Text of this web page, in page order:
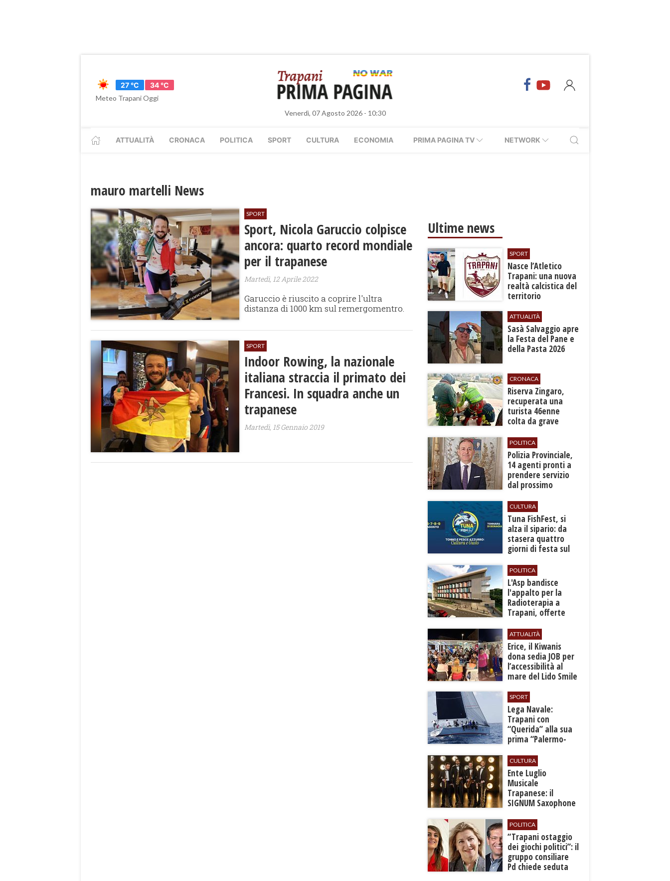
27 °C
34 °C
Meteo Trapani Oggi
Venerdì, 07 Agosto 2026 - 10:30
ATTUALITÀ CRONACA POLITICA SPORT CULTURA ECONOMIA PRIMA PAGINA TV NETWORK
mauro martelli News
SPORT
Sport, Nicola Garuccio colpisce
ancora: quarto record mondiale
per il trapanese
Martedì, 12 Aprile 2022
Garuccio è riuscito a coprire l'ultra
distanza di 1000 km sul remergomentro.
SPORT
Indoor Rowing, la nazionale
italiana straccia il primato dei
Francesi. In squadra anche un
trapanese
Martedì, 15 Gennaio 2019
Ultime news
SPORT
Nasce l’Atletico
Trapani: una nuova
realtà calcistica del
territorio
ATTUALITÀ
Sasà Salvaggio apre
la Festa del Pane e
della Pasta 2026
CRONACA
​Riserva Zingaro,
recuperata una
turista 46enne
colta da grave
POLITICA
​Polizia Provinciale,
14 agenti pronti a
prendere servizio
dal prossimo
CULTURA
​Tuna FishFest, si
alza il sipario: da
stasera quattro
giorni di festa sul
POLITICA
L'Asp bandisce
l'appalto per la
Radioterapia a
Trapani, offerte
ATTUALITÀ
​Erice, il Kiwanis
dona sedia JOB per
l’accessibilità al
mare del Lido Smile
SPORT
​Lega Navale:
Trapani con
“Querida” alla sua
prima “Palermo-
CULTURA
Ente Luglio
Musicale
Trapanese: il
SIGNUM Saxophone
con l’“American
Dream”
POLITICA
​“Trapani ostaggio
dei giochi politici”: il
gruppo consiliare
Pd chiede seduta